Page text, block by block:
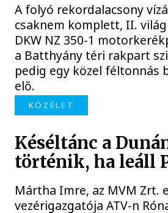
A folyó rekordalacsony
csaknem komplett, II.
DKW NZ 350-1
a Batthyány téri rakpart
pedig egy közel féltonnás
elő.
KÖZÉLET
Késéltánc a
történik, ha leáll
Mártha Imre, az MVM Zrt.
vezérigazgatója ATV-n